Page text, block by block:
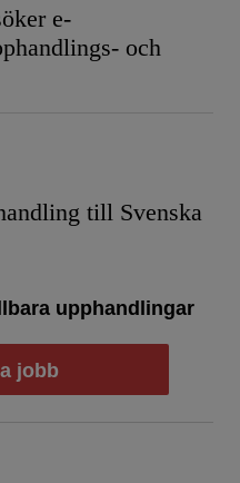
e-
och
till Svenska
upphandlingar
jobb